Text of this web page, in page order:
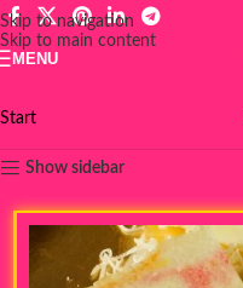
Skip to navigation
Skip to main content
MENU
Start
Show sidebar